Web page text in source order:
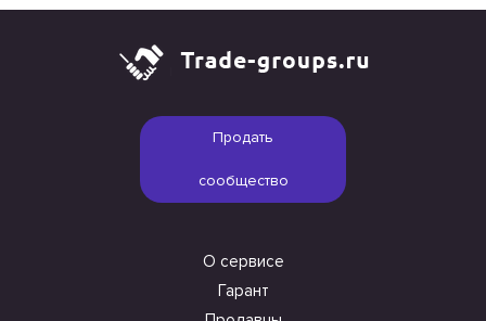
Продать
сообщество
О сервисе
Гарант